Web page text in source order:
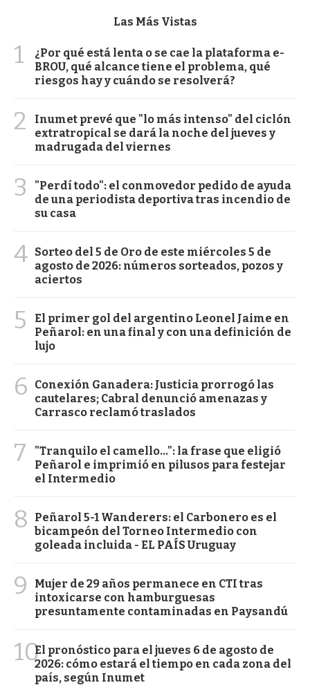
Las Más Vistas
1
¿Por qué está lenta o se cae la plataforma e-
BROU, qué alcance tiene el problema, qué
riesgos hay y cuándo se resolverá?
2
Inumet prevé que "lo más intenso" del ciclón
extratropical se dará la noche del jueves y
madrugada del viernes
3
"Perdí todo": el conmovedor pedido de ayuda
de una periodista deportiva tras incendio de
su casa
4 Sorteo del 5 de Oro de este miércoles 5 de
agosto de 2026: números sorteados, pozos y
aciertos
5
El primer gol del argentino Leonel Jaime en
Peñarol: en una final y con una definición de
lujo
6
Conexión Ganadera: Justicia prorrogó las
cautelares; Cabral denunció amenazas y
Carrasco reclamó traslados
7
"Tranquilo el camello...": la frase que eligió
Peñarol e imprimió en pilusos para festejar
el Intermedio
8
Peñarol 5-1 Wanderers: el Carbonero es el
bicampeón del Torneo Intermedio con
goleada incluida - EL PAÍS Uruguay
9
Mujer de 29 años permanece en CTI tras
intoxicarse con hamburguesas
presuntamente contaminadas en Paysandú
10El pronóstico para el jueves 6 de agosto de
2026: cómo estará el tiempo en cada zona del
país, según Inumet